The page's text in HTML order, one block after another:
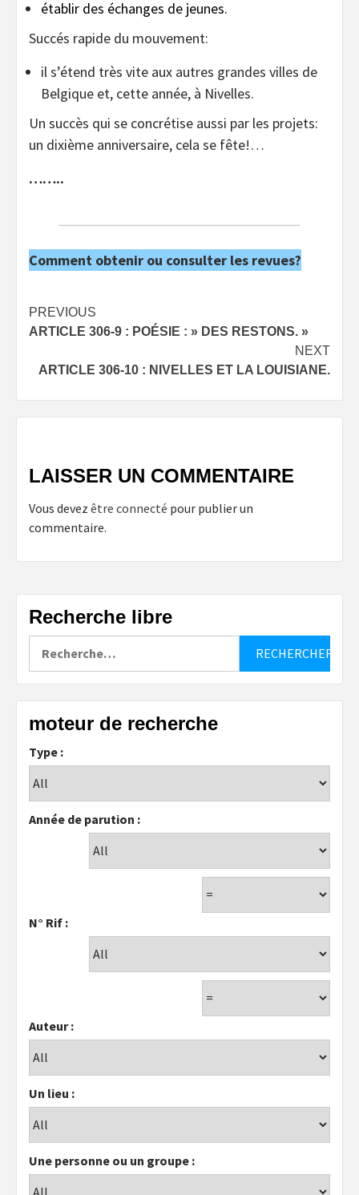
établir des échanges de jeunes.
Succés rapide du mouvement:
il s’étend très vite aux autres grandes villes de
Belgique et, cette année, à Nivelles.
Un succès qui se concrétise aussi par les projets:
un dixième anniversaire, cela se fête!…
……..
Comment obtenir ou consulter les revues?
Post
navigation
PREVIOUS
ARTICLE 306-9 : POÉSIE : » DES RESTONS. »
NEXT
ARTICLE 306-10 : NIVELLES ET LA LOUISIANE.
LAISSER UN COMMENTAIRE
Vous devez être connecté pour publier un
commentaire.
Recherche libre
moteur de recherche
Type :
Année de parution :
N° Rif :
Auteur :
Un lieu :
Une personne ou un groupe :